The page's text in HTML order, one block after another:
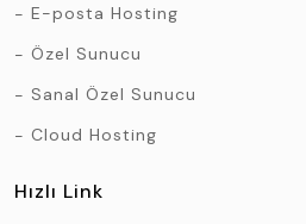
E-posta Hosting
Özel Sunucu
Sanal Özel Sunucu
Cloud Hosting
Hızlı Link